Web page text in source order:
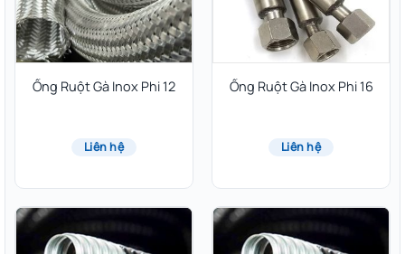
Ống Ruột Gà Inox Phi 12
Liên hệ
Ống Ruột Gà Inox Phi 16
Liên hệ